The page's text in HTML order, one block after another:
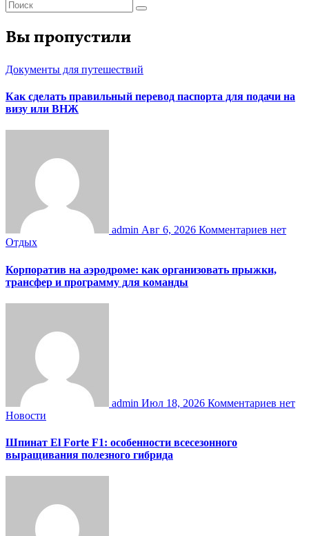
Вы пропустили
Документы для путешествий
Как сделать правильный перевод паспорта для подачи на
визу или ВНЖ
admin Авг 6, 2026 Комментариев нет
Отдых
Корпоратив на аэродроме: как организовать прыжки,
трансфер и программу для команды
admin Июл 18, 2026 Комментариев нет
Новости
Шпинат El Forte F1: особенности всесезонного
выращивания полезного гибрида